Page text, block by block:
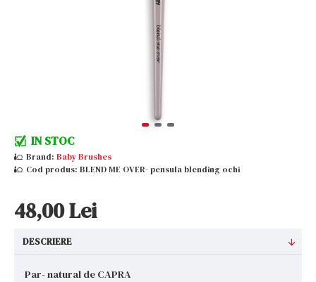
IN STOC
Brand: Baby Brushes
Cod produs: BLEND ME OVER- pensula blending ochi
48,00 Lei
DESCRIERE
Par- natural de CAPRA